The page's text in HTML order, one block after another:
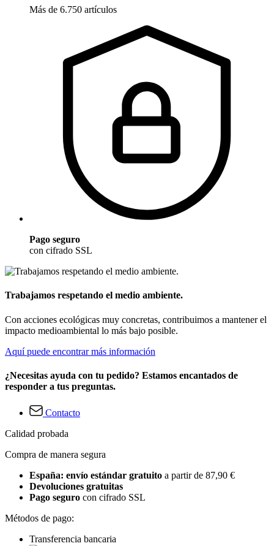
Más de 6.750 artículos
Pago seguro
con cifrado SSL
Trabajamos respetando el medio ambiente.
Con acciones ecológicas muy concretas, contribuimos a mantener el
impacto medioambiental lo más bajo posible.
Aquí puede encontrar más información
¿Necesitas ayuda con tu pedido? Estamos encantados de
responder a tus preguntas.
Contacto
Calidad probada
Compra de manera segura
España: envío estándar gratuito a partir de 87,90 €
Devoluciones gratuitas
Pago seguro con cifrado SSL
Métodos de pago:
Transferencia bancaria